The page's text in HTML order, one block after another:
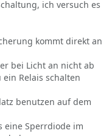
ich versuch es
kommt direkt an
bei Licht an nicht ab
Relais schalten
benutzen auf dem
eine Sperrdiode im